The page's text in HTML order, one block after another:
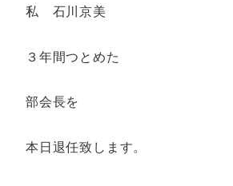
私 石川京美
３年間つとめた
部会長を
本日退任致します。